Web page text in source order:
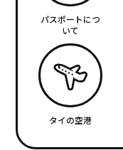
パスポートにつ
いて
タイの空港